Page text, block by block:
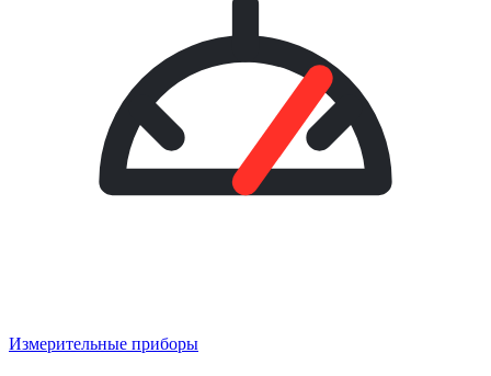
Измерительные приборы